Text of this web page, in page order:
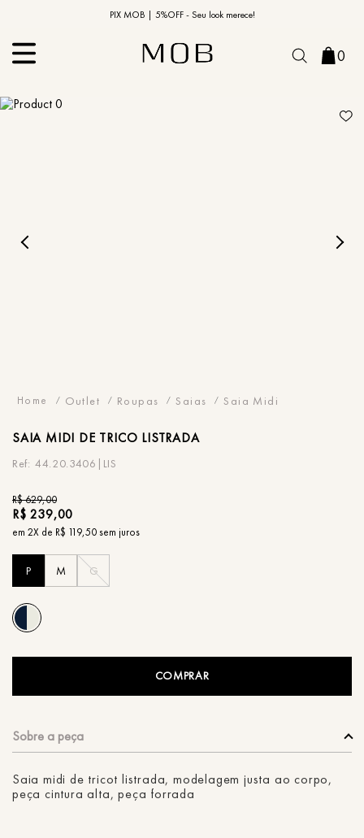
PIX MOB | 5%OFF - Seu look merece!
10% OFF na primeira compra | Cupom: BEMVINDO10*
0
Outlet Roupas Saias Saia Midi
SAIA MIDI DE TRICO LISTRADA
44.20.3406|LIS
R$629,00
R$ 239,00
em 2X de R$ 119,50sem juros
P M G
COMPRAR
Saia midi de tricot listrada, modelagem justa ao corpo,
peça cintura alta, peça forrada